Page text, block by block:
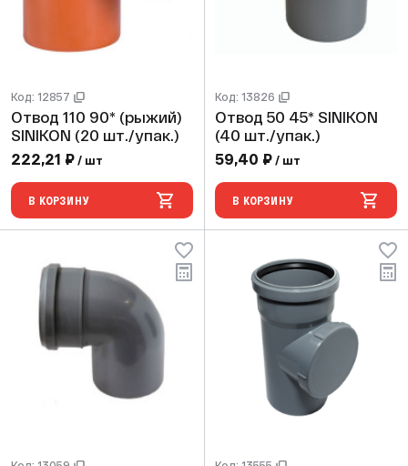
Код: 12857
Отвод 110 90* (рыжий)
SINIKON (20 шт./упак.)
222,21 ₽ / шт
В КОРЗИНУ
Код: 13826
Отвод 50 45* SINIKON
(40 шт./упак.)
59,40 ₽ / шт
В КОРЗИНУ